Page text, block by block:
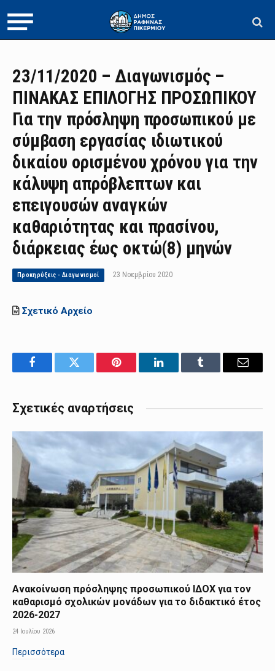
23/11/2020 – Διαγωνισμός –
ΠΙΝΑΚΑΣ ΕΠΙΛΟΓΗΣ ΠΡΟΣΩΠΙΚΟΥ
Για την πρόσληψη προσωπικού με
σύμβαση εργασίας ιδιωτικού
δικαίου ορισμένου χρόνου για την
κάλυψη απρόβλεπτων και
επειγουσών αναγκών
καθαριότητας και πρασίνου,
διάρκειας έως οκτώ(8) μηνών
Προκηρύξεις - Διαγωνισμοί 23 Νοεμβρίου 2020
Σχετικό Αρχείο
FacebookTwitter Pinterest LinkedInTumblr Email
Σχετικές αναρτήσεις
Ανακοίνωση πρόσληψης προσωπικού ΙΔΟΧ για τον
καθαρισμό σχολικών μονάδων για το διδακτικό έτος
2026-2027
24 Ιουλίου 2026
Περισσότερα